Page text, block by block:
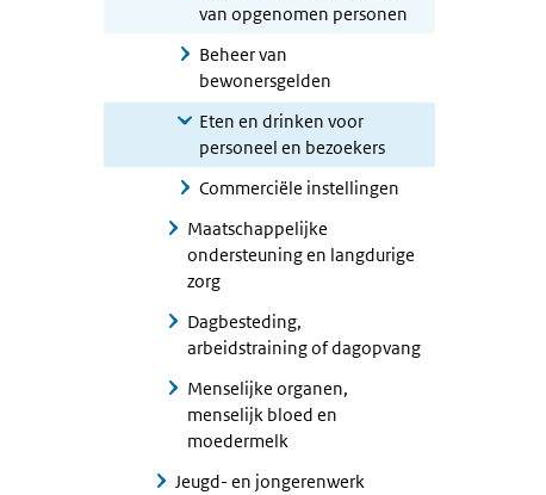
van opgenomen personen
Beheer van
bewonersgelden
Eten en drinken voor
personeel en bezoekers
Commerciële instellingen
Maatschappelijke
ondersteuning en langdurige
zorg
Dagbesteding,
arbeidstraining of dagopvang
Menselijke organen,
menselijk bloed en
moedermelk
Jeugd- en jongerenwerk